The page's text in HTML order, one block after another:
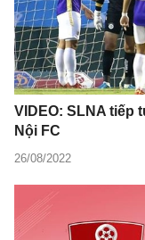
VIDEO: SLNA tiếp
Nội FC
26/08/2022